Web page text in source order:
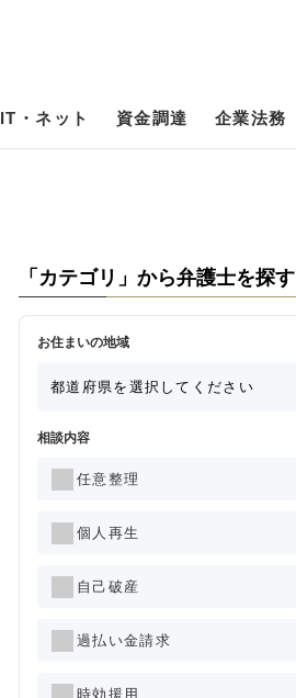
IT・ネット 資金調達 企業法務
「カテゴリ」から弁護士を探す
お住まいの地域
相談内容
任意整理
個人再生
自己破産
過払い金請求
時効援用